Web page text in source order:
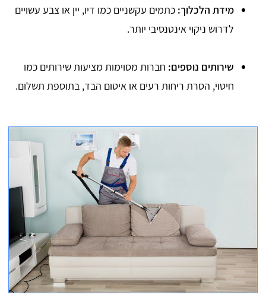
מידת הלכלוך: כתמים עקשניים כמו דיו, יין או צבע עשויים
לדרוש ניקוי אינטנסיבי יותר.
שירותים נוספים: חברות מסוימות מציעות שירותים כמו
חיטוי, הסרת ריחות רעים או איטום הבד, בתוספת תשלום.